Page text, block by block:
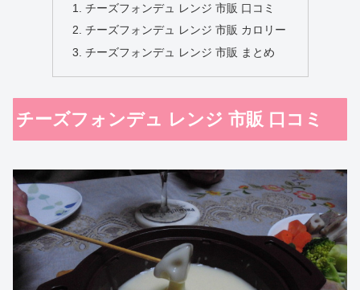
チーズフォンデュ レンジ 市販 口コミ
チーズフォンデュ レンジ 市販 カロリー
チーズフォンデュ レンジ 市販 まとめ
チーズフォンデュ レンジ 市販 口コミ